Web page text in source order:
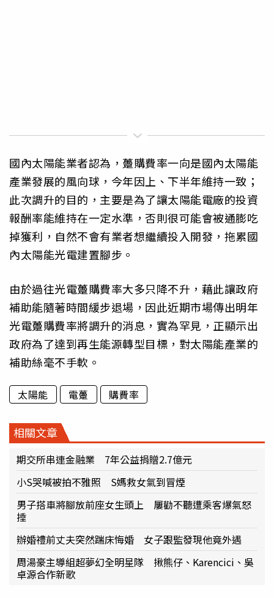
國內太陽能業者認為，躉購費率一向是國內太陽能
產業發展的風向球，今年因上、下半年維持一致；
此次調升的目的，主要是為了讓太陽能電廠的投資
報酬率能維持在一定水準，否則很可能會被通膨吃
掉獲利，自然不會有業者想繼續投入開發，拖累國
內太陽能光電建置腳步。
由於過往光電躉購費率大多只降不升，藉此讓政府
補助能隨著時間緩步退場，因此近期市場傳出明年
光電躉購費率將調升的消息，實為罕見，正顯示出
政府為了達到再生能源轉型目標，對太陽能產業的
補助絲毫不手軟。
太陽能 電躉 購費率
相關文章
期交所串連金融業 7年公益捐贈2.7億元
小S哭喊被拍不雅照 S媽救女氣到冒煙
男子搭車將腳放前座女生頭上 屢勸不聽遭乘客爆氣怒
捶
辦婚禮前丈夫突然踹床悔婚 女子跟監發現他竟外遇
周湯豪主導組超夢幻全明星隊 揪熊仔、Karencici、吳
卓源合作新歌